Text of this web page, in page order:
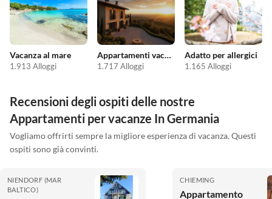
Vacanza al mare
1.913 Alloggi
Appartamenti vacanze economici
1.717 Alloggi
Adatto per allergici
1.165 Alloggi
Recensioni degli ospiti delle nostre
Appartamenti per vacanze In Germania
Vogliamo offrirti sempre la migliore esperienza di vacanza. Questi
ospiti sono già convinti.
NIENDORF (MAR
BALTICO)
CHIEMING
Appartamento